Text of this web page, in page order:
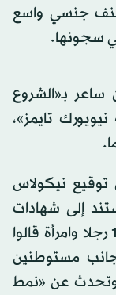
جنسي واسع
سجونها.
ساعر بـ«الشروع
تايمز»،
نيكولاس
إلى شهادات
جُمعت في الضفة الغربية المحتلة لـ14 رجلا وامرأة قالوا
مستوطنين
وتحدث عن «نمط